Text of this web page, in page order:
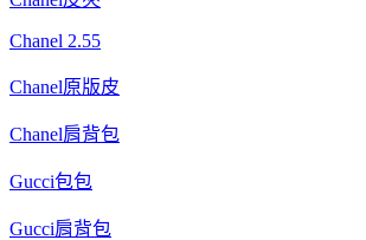
Chanel 2.55
Chanel原版皮
Chanel肩背包
Gucci包包
Gucci肩背包